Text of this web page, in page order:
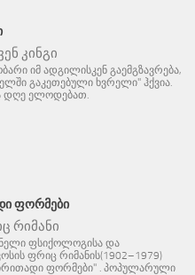
კინგი
იმ ადგილისკენ გაემგზავრება,
გაკეთებული ხვრელი" ჰქვია.
დღე ელოდებათ.
ᲤᲝᲠᲛᲔᲑᲘ
რიმანი
ფსიქოლოგისა და
ფრიც რიმანის(1902–1979)
ფორმები" . პოპულარული